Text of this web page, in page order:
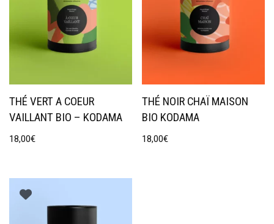
THÉ VERT A COEUR
VAILLANT BIO – KODAMA
18,00€
THÉ NOIR CHAÏ MAISON
BIO KODAMA
18,00€